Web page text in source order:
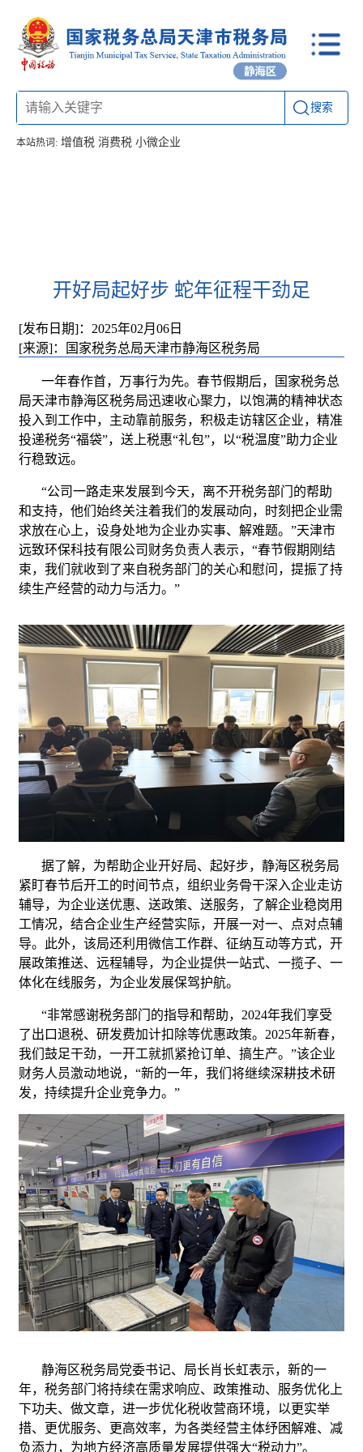
搜索
本站热词: 增值税 消费税 小微企业
开好局起好步 蛇年征程干劲足
[发布日期]：2025年02月06日
[来源]：国家税务总局天津市静海区税务局
一年春作首，万事行为先。春节假期后，国家税务总
局天津市静海区税务局迅速收心聚力，以饱满的精神状态
投入到工作中，主动靠前服务，积极走访辖区企业，精准
投递税务“福袋”，送上税惠“礼包”，以“税温度”助力企业
行稳致远。
“公司一路走来发展到今天，离不开税务部门的帮助
和支持，他们始终关注着我们的发展动向，时刻把企业需
求放在心上，设身处地为企业办实事、解难题。”天津市
远致环保科技有限公司财务负责人表示，“春节假期刚结
束，我们就收到了来自税务部门的关心和慰问，提振了持
续生产经营的动力与活力。”
据了解，为帮助企业开好局、起好步，静海区税务局
紧盯春节后开工的时间节点，组织业务骨干深入企业走访
辅导，为企业送优惠、送政策、送服务，了解企业稳岗用
工情况，结合企业生产经营实际，开展一对一、点对点辅
导。此外，该局还利用微信工作群、征纳互动等方式，开
展政策推送、远程辅导，为企业提供一站式、一揽子、一
体化在线服务，为企业发展保驾护航。
“非常感谢税务部门的指导和帮助，2024年我们享受
了出口退税、研发费加计扣除等优惠政策。2025年新春，
我们鼓足干劲，一开工就抓紧抢订单、搞生产。”该企业
财务人员激动地说，“新的一年，我们将继续深耕技术研
发，持续提升企业竞争力。”
静海区税务局党委书记、局长肖长虹表示，新的一
年，税务部门将持续在需求响应、政策推动、服务优化上
下功夫、做文章，进一步优化税收营商环境，以更实举
措、更优服务、更高效率，为各类经营主体纾困解难、减
负添力，为地方经济高质量发展提供强大“税动力”。